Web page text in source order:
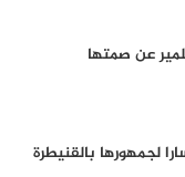
عن صمتها
لجمهورها بالقنيطرة